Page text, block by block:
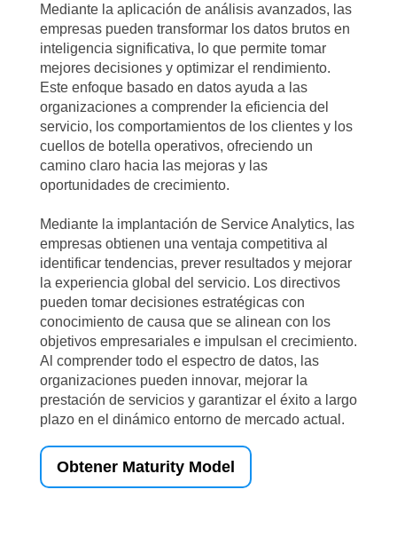
Mediante la aplicación de análisis avanzados, las
empresas pueden transformar los datos brutos en
inteligencia significativa, lo que permite tomar
mejores decisiones y optimizar el rendimiento.
Este enfoque basado en datos ayuda a las
organizaciones a comprender la eficiencia del
servicio, los comportamientos de los clientes y los
cuellos de botella operativos, ofreciendo un
camino claro hacia las mejoras y las
oportunidades de crecimiento.
Mediante la implantación de Service Analytics, las
empresas obtienen una ventaja competitiva al
identificar tendencias, prever resultados y mejorar
la experiencia global del servicio. Los directivos
pueden tomar decisiones estratégicas con
conocimiento de causa que se alinean con los
objetivos empresariales e impulsan el crecimiento.
Al comprender todo el espectro de datos, las
organizaciones pueden innovar, mejorar la
prestación de servicios y garantizar el éxito a largo
plazo en el dinámico entorno de mercado actual.
Obtener Maturity Model